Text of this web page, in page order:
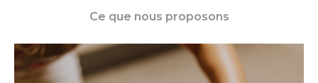
Ce que nous proposons